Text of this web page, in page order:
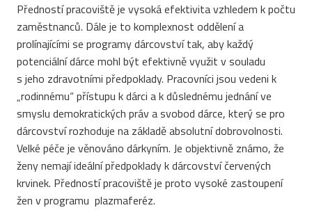
Předností pracoviště je vysoká efektivita vzhledem k počtu
zaměstnanců. Dále je to komplexnost oddělení a
prolínajícími se programy dárcovství tak, aby každý
potenciální dárce mohl být efektivně využit v souladu
s jeho zdravotními předpoklady. Pracovníci jsou vedeni k
„rodinnému“ přístupu k dárci a k důslednému jednání ve
smyslu demokratických práv a svobod dárce, který se pro
dárcovství rozhoduje na základě absolutní dobrovolnosti.
Velké péče je věnováno dárkyním. Je objektivně známo, že
ženy nemají ideální předpoklady k dárcovství červených
krvinek. Předností pracoviště je proto vysoké zastoupení
žen v programu plazmaferéz.